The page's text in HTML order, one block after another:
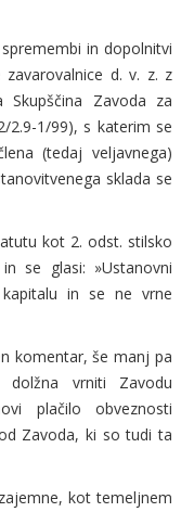
in dopolnitvi
d. v. z. z
Zavoda za
2.9-1/99), s katerim se
(tedaj veljavnega)
sklada se
kot 2. odst. stilsko
se glasi: »Ustanovni
in se ne vrne
komentar, še manj pa
vrniti Zavodu
plačilo obveznosti
Zavoda, ki so tudi ta
kot temeljnem